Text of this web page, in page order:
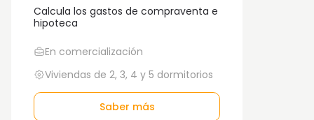
Calcula los gastos de compraventa e
hipoteca
En comercialización
Viviendas de 2, 3, 4 y 5 dormitorios
Saber más